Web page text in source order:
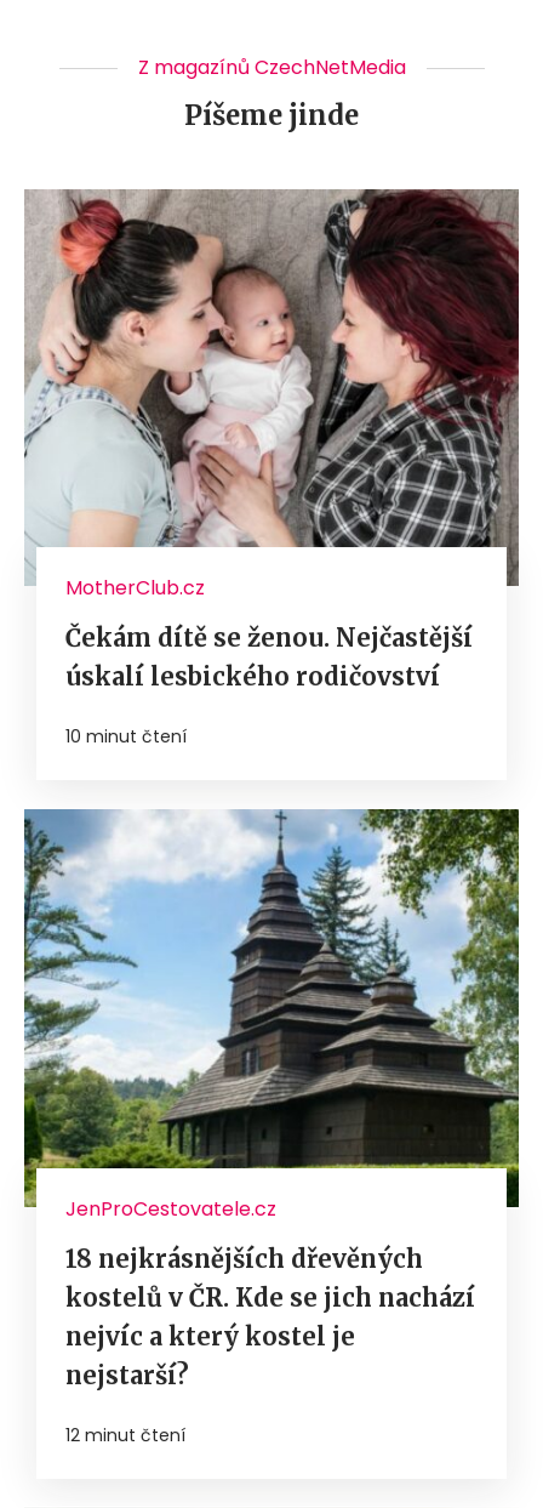
Z magazínů CzechNetMedia
Píšeme jinde
MotherClub.cz
Čekám dítě se ženou. Nejčastější
úskalí lesbického rodičovství
10 minut čtení
JenProCestovatele.cz
18 nejkrásnějších dřevěných
kostelů v ČR. Kde se jich nachází
nejvíc a který kostel je
nejstarší?
12 minut čtení